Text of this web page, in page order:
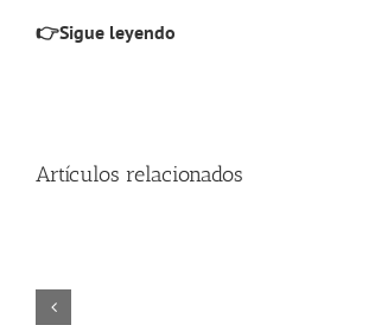
👉Sigue leyendo
Artículos relacionados